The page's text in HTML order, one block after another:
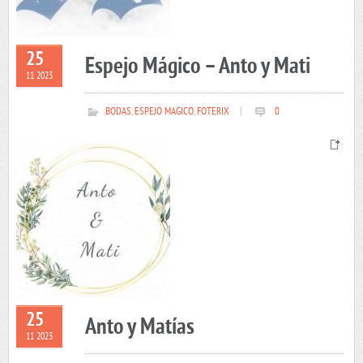
25
11 2023 Espejo Mágico – Anto y Mati
BODAS,ESPEJO MAGICO,FOTERIX 0
25
11 2023 Anto y Matías